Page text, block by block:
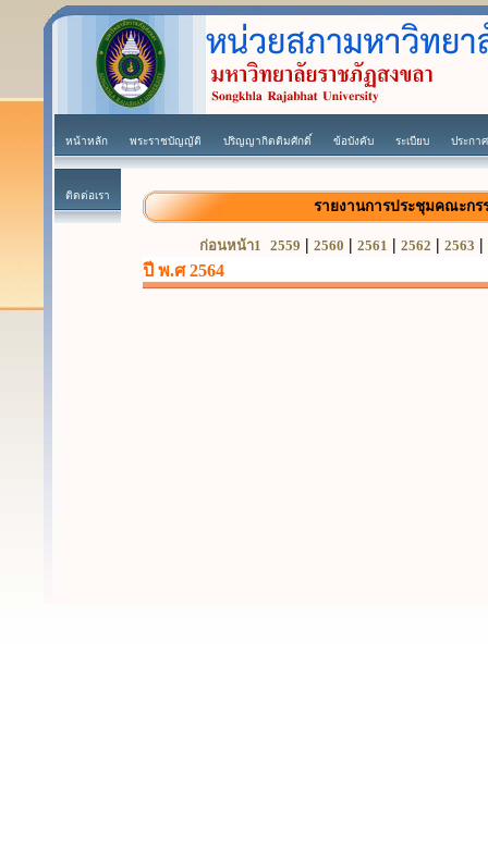
หน้าหลัก พระราชบัญญัติ ปริญญากิตติมศักดิ์ ข้อบังคับ ระเบียบ ประกาศ
ติดต่อเรา
รายงานการประชุมคณะก
ก่อนหน้า1 2559 | 2560 | 2561 | 2562 | 2563 |
ปี พ.ศ 2564